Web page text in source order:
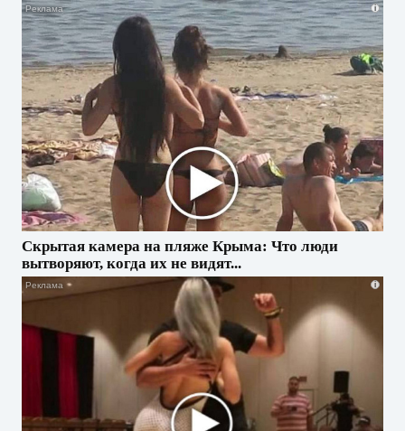
i
Скрытая камера на пляже Крыма: Что люди
вытворяют, когда их не видят...
i